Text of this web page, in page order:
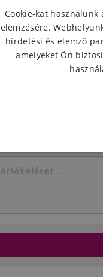
Cookie-kat
elemzésére.
hirdetési és elemző
amelyeket Ön